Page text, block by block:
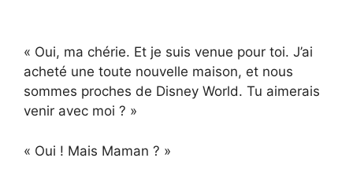
« Oui, ma chérie. Et je suis venue pour toi. J’ai
acheté une toute nouvelle maison, et nous
sommes proches de Disney World. Tu aimerais
venir avec moi ? »
« Oui ! Mais Maman ? »